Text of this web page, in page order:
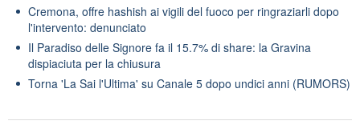
Cremona, offre hashish ai vigili del fuoco per ringraziarli dopo
l'intervento: denunciato
Il Paradiso delle Signore fa il 15.7% di share: la Gravina
dispiaciuta per la chiusura
Torna 'La Sai l'Ultima' su Canale 5 dopo undici anni (RUMORS)